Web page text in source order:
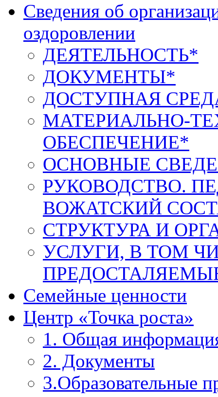
Сведения об
оздоровлении
ДЕЯТЕЛЬНОСТЬ*
ДОКУМЕНТЫ*
ДОСТУПНАЯ
МАТЕРИАЛЬНО-
ОБЕСПЕЧЕНИЕ*
ОСНОВНЫЕ
РУКОВОДСТВО.
ВОЖАТСКИЙ
СТРУКТУРА И
УСЛУГИ, В ТОМ
Семейные ценности
Центр «Точка роста»
1. Общая
2. Документы
3.Образовательные